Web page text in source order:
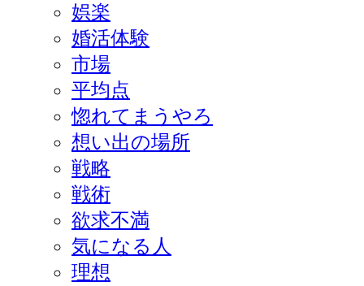
娯楽
婚活体験
市場
平均点
惚れてまうやろ
想い出の場所
戦略
戦術
欲求不満
気になる人
理想